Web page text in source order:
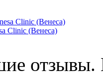
Clinic (Венеса)
отзывы.